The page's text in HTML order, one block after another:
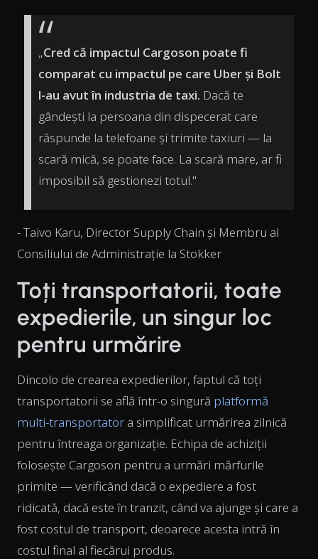
„Cred că impactul Cargoson poate fi
comparat cu impactul pe care Uber și Bolt
l-au avut în industria de taxi. Dacă te
gândești la persoana din dispecerat care
răspunde la telefoane și trimite taxiuri — la
scară mică, se poate face. La scară mare, ar fi
imposibil să gestionezi totul."
- Taivo Karu, Director Supply Chain și Membru al
Consiliului de Administrație la Stokker
Toți transportatorii, toate
expedierile, un singur loc
pentru urmărire
Dincolo de crearea expedierilor, faptul că toți
transportatorii se află într-o singură platformă
multi-transportator a simplificat urmărirea zilnică
pentru întreaga organizație. Echipa de achiziții
folosește Cargoson pentru a urmări mărfurile
primite — verificând dacă o expediere a fost
ridicată, dacă este în tranzit, când va ajunge și care a
fost costul de transport, deoarece acesta intră în
costul final al fiecărui produs.